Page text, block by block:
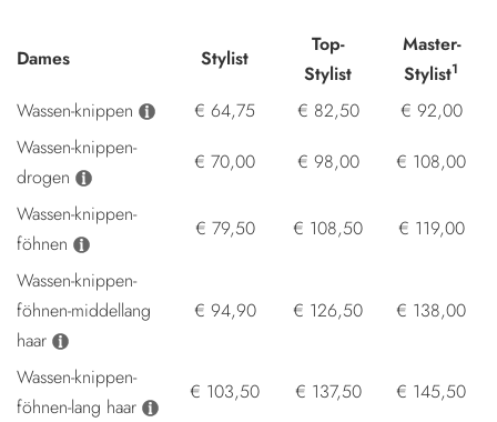
Dames Stylist
Top-
Stylist
Master-
Stylist1
Wassen-knippen € 64,75 € 82,50
€ 92,00
Wassen-knippen-
drogen
€ 70,00 € 98,00 € 108,00
Wassen-knippen-
föhnen
€ 79,50 € 108,50 € 119,00
Wassen-knippen-
föhnen-middellang
haar
€ 94,90 € 126,50 € 138,00
Wassen-knippen-
föhnen-lang haar
€ 103,50 € 137,50 € 145,50